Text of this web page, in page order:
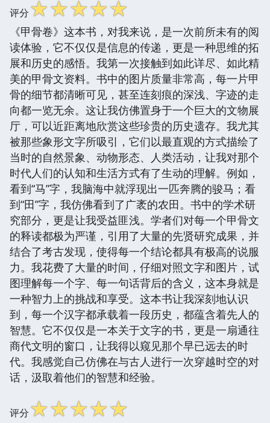
评分☆☆☆☆☆
《甲骨卷》这本书，对我来说，是一次前所未有的阅
读体验，它不仅仅是信息的传递，更是一种思维的拓
展和历史的感悟。我第一次接触到如此详尽、如此精
美的甲骨文资料。书中的图片质量非常高，每一片甲
骨的细节都清晰可见，甚至连刻痕的深浅、字迹的走
向都一览无余。这让我仿佛置身于一个巨大的文物展
厅，可以近距离地欣赏这些珍贵的历史遗存。我尤其
被那些象形文字所吸引，它们以最直观的方式描绘了
当时的自然景象、动物形态、人类活动，让我对那个
时代人们的认知和生活方式有了生动的理解。例如，
看到“马”字，我脑海中就浮现出一匹奔腾的骏马；看
到“田”字，我仿佛看到了广袤的农田。书中的学术研
究部分，更是让我受益匪浅。学者们对每一个甲骨文
的释读都极为严谨，引用了大量的先贤研究成果，并
结合了考古发现，使得每一个结论都具有极高的说服
力。我花费了大量的时间，仔细对照文字和图片，试
图理解每一个字、每一句话背后的含义，这本身就是
一种智力上的挑战和享受。这本书让我深刻地认识
到，每一个汉字都承载着一段历史，都蕴含着先人的
智慧。它不仅仅是一本关于文字的书，更是一扇通往
商代文明的窗口，让我得以窥见那个早已远去的时
代。我感觉自己仿佛在与古人进行一次穿越时空的对
话，汲取着他们的智慧和经验。
评分☆☆☆☆☆